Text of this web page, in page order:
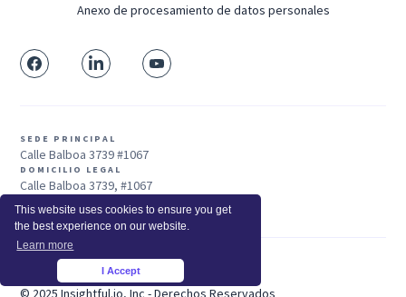
This website uses cookies to ensure you get
the best experience on our website.
Learn more
I Accept
Anexo de procesamiento de datos personales
SEDE PRINCIPAL
Calle Balboa 3739 #1067
DOMICILIO LEGAL
Calle Balboa 3739, #1067
San Francisco, CA 94121, EE. UU.
Ventas: +1 415-704-3737
© 2025 Insightful.io, Inc - Derechos Reservados